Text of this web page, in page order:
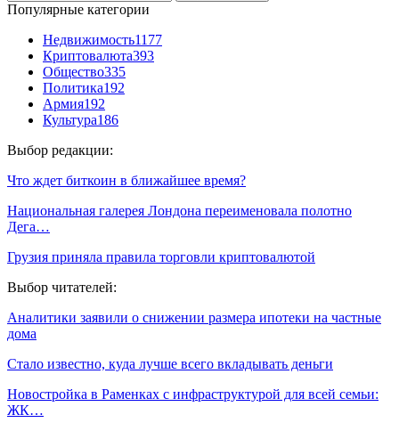
Популярные категории
Недвижимость1177
Криптовалюта393
Общество335
Политика192
Армия192
Культура186
Выбор редакции:
Что ждет биткоин в ближайшее время?
Национальная галерея Лондона переименовала полотно
Дега…
Грузия приняла правила торговли криптовалютой
Выбор читателей:
Аналитики заявили о снижении размера ипотеки на частные
дома
Стало известно, куда лучше всего вкладывать деньги
Новостройка в Раменках с инфраструктурой для всей семьи:
ЖК…